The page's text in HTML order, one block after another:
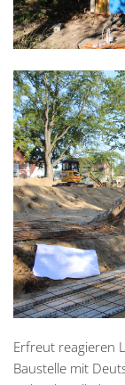
Erfreut reagieren
Baustelle mit